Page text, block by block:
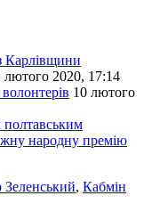
Карлівщини
лютого 2020, 17:14
10 лютого
полтавським
народну премію
, Кабмін